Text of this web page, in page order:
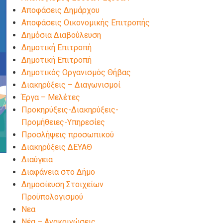
Αποφάσεις Δημάρχου
Αποφάσεις Οικονομικής Επιτροπής
Δημόσια Διαβούλευση
Δημοτική Επιτροπή
Δημοτική Επιτροπή
Δημοτικός Οργανισμός Θήβας
Διακηρύξεις – Διαγωνισμοί
Έργα – Μελέτες
Προκηρύξεις-Διακηρύξεις-
Προμήθειες-Υπηρεσίες
Προσλήψεις προσωπικού
Διακηρύξεις ΔΕΥΑΘ
Διαύγεια
Διαφάνεια στο Δήμο
Δημοσίευση Στοιχείων
Προϋπολογισμού
Νεα